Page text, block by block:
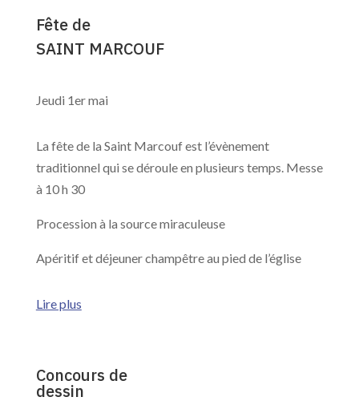
Fête de
SAINT MARCOUF
Jeudi 1er mai
La fête de la Saint Marcouf est l’évènement
traditionnel qui se déroule en plusieurs temps. Messe
à 10 h 30
Procession à la source miraculeuse
Apéritif et déjeuner champêtre au pied de l’église
Lire plus
Concours de
dessin